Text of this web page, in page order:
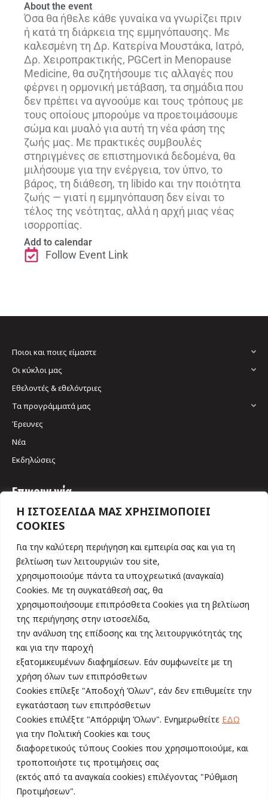
Η ΙΣΤΟΣΕΛΙΔΑ ΜΑΣ ΧΡΗΣΙΜΟΠΟΙΕΙ
COOKIES
Για την καλύτερη περιήγηση και εμπειρία σας και για τη
βελτίωση των λειτουργιών του site,
χρησιμοποιούμε πάντα τα υποχρεωτικά (αναγκαία)
Cookies. Με τη συγκατάθεσή σας, θα
χρησιμοποιήσουμε επιπρόσθετα Cookies για τη βελτίωση
της περιήγησης στην ιστοσελίδα,
την ανάλυση της επίδοσης και της λειτουργικότητάς της
και για την παροχή
εξατομικευμένων διαφημίσεων. Εάν συμφωνείτε με τη
χρήση όλων των επιπρόσθετων
Cookies επίλεξε "Αποδοχή Όλων", εάν δεν επιθυμείτε την
εγκατάσταση των επιπρόσθετων
Cookies επιλέξτε "Απόρριψη Όλων". Ενημερωθείτε ΕΔΩ
για την Πολιτική Cookies και τους
διαφορετικούς τύπους Cookies που χρησιμοποιούμε, και
τροποποιήστε τις προτιμήσεις σας
(εκτός από τα αναγκαία cookies) επιλέγοντας "Ρύθμιση
Προτιμήσεων".
About the event
Όσα θα ήθελε κάθε γυναίκα να γνωρίζει πριν
ή κατά τη διάρκεια της εμμηνόπαυσης. Με
καλεσμένη τη Δρ. Κατερίνα Μουστάκα, Ιατρό,
Δρ. Χειροπρακτικής, PGCert in Menopause
Medicine, θα συζητήσουμε τις αλλαγές που
φέρνει η ορμονική μετάβαση, τα σημάδια που
δεν πρέπει να αγνοούμε και τους τρόπους με
τους οποίους μπορούμε να προετοιμάσουμε
σώμα και μυαλό για αυτή τη νέα φάση της
ζωής μας. Με πρακτικές συμβουλές
στηριγμένες σε επιστημονικά δεδομένα, θα
μιλήσουμε για την ενέργεια, τον ύπνο, το
βάρος, τη διάθεση, τη libido και την ποιότητα
ζωής — γιατί η εμμηνόπαυση δεν είναι το
τέλος της νεότητας, αλλά η αρχή μιας νέας
ισορροπίας.
Add to calendar
Follow Event Link
Ποιοι και ποιες είμαστε
Οι κύκλοι μας
Εθελοντές & εθελόντριες
Τα προγράμματά μας
Έρευνες
Νέα
Εκδηλώσεις
Επικοινωνία
Σκουφά 64 & Γριβαίων
106 80, Αθήνα
Tηλ. 210 3617461
Find us on:
Εγγραφείτε τώρα στο Newsletter
Συμφωνώ με την αποθήκευση των στοιχείων μου, όπως ορίζει η
Πολιτική Απορρήτου
“Lean In Network Greece (Athens) is an independent organization
from LeanIn.Org. It is licensed by LeanIn.Org to use the ‘Lean In’
name, but LeanIn.Org has no liability for Lean In Network Greece
(Athens)’s actions.”